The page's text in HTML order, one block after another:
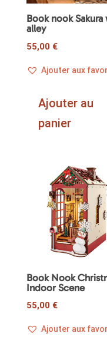
Book nook Sakura
alley
55,00 €
Ajouter aux
Ajouter au
panier
Book Nook
Indoor Scene
55,00 €
Ajouter aux